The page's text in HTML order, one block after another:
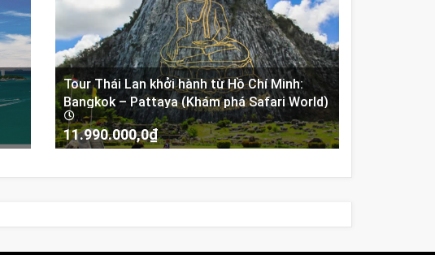
Tour Thái Lan khởi hành từ Hồ Chí Minh:
Bangkok – Pattaya (Khám phá Safari World)
11.990.000,0₫